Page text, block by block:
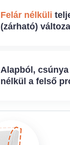
Felár nélküli
(zárható)
Alapból,
nélkül a felső